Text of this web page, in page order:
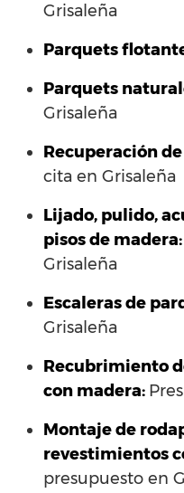
Grisaleña
Parquets
Parquets
Grisaleña
Recuperación
cita en Grisaleña
Lijado, pulido,
pisos de madera:
Grisaleña
Escaleras de
Grisaleña
Recubrimiento
con madera:
Montaje de
revestimientos
presupuesto en